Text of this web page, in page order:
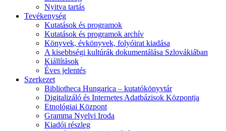
Nyitva tartás
Tevékenység
Kutatások és programok
Kutatások és programok archív
Könyvek, évkönyvek, folyóirat kiadása
A kisebbségi kultúrák dokumentálása Szlovákiában
Kiállítások
Éves jelentés
Szerkezet
Bibliotheca Hungarica – kutatókönyvtár
Digitalizáló és Internetes Adatbázisok Központja
Etnológiai Központ
Gramma Nyelvi Iroda
Kiadói részleg